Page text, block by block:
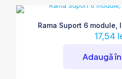
Rama Suport 6 module,
17,54
Adaugă